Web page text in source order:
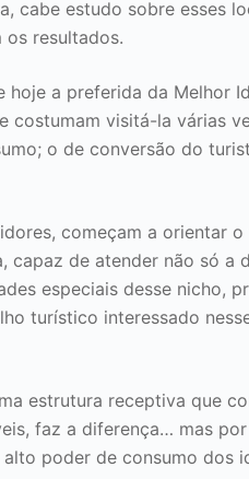
cabe estudo sobre esses
os resultados.
hoje a preferida da Melhor
costumam visitá-la várias
o de conversão do
começam a orientar
capaz de atender não só a
especiais desse nicho,
turístico interessado
estrutura receptiva que
faz a diferença… mas
poder de consumo dos